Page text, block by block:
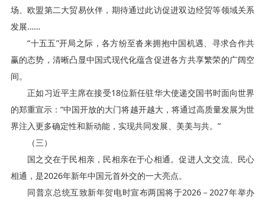
场、欧盟第二大贸易伙伴，期待通过此访促进双边经贸等领域关系
发展……
“十五五”开局之际，各方纷至沓来拥抱中国机遇、寻求合作共
赢的态势，清晰凸显中国式现代化蕴含促进各方共享繁荣的广阔空
间。
正如习近平主席在接受18位新任驻华大使递交国书时面向世界
的郑重宣示：“中国开放的大门将越开越大，将通过高质量发展为世
界注入更多确定性和新动能，实现共同发展、美美与共。”
（三）
国之交在于民相亲，民相亲在于心相通。促进人文交流、民心
相通，是2026年新年中国元首外交的一大亮点。
同普京总统互致新年贺电时宣布两国将于2026－2027年举办